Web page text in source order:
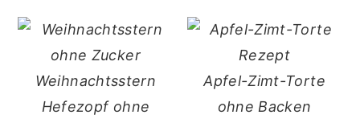
Weihnachtsstern
Hefezopf ohne
Apfel-Zimt-Torte
ohne Backen